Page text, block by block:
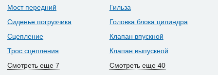
Мост передний
Сиденье погрузчика
Сцепление
Трос сцепления
Смотреть еще 7
Гильза
Головка блока цилиндра
Клапан впускной
Клапан выпускной
Смотреть еще 40